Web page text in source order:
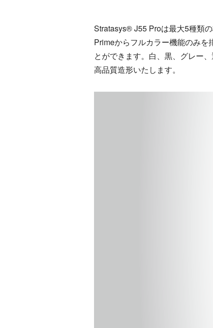
Stratasys® J55 Proは最大5種類
Primeからフルカラー機能のみ
とができます。白、黒、グレー
高品質造形いたします。